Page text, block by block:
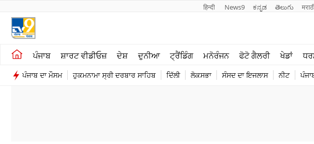
हिन्दी News9 ಕನ್ನಡ తెలుగు
ਪੰਜਾਬ ਸ਼ਾਰਟ ਵੀਡੀਓਜ਼ ਦੇਸ਼ ਦੁਨੀਆ ਟ੍ਰੈਂਡਿੰਗ ਮਨੋਰੰਜਨ ਫੋਟੋ ਗੈਲਰੀ ਖੇਡਾਂ
ਪੰਜਾਬ ਦਾ ਮੌਸਮ ਹੁਕਮਨਾਮਾ ਸ੍ਰੀ ਦਰਬਾਰ ਸਾਹਿਬ ਦਿੱਲੀ ਲੋਕਸਭਾ ਸੰਸਦ ਦਾ ਇਜਲਾਸ ਨੀਟ
ਖੇਤੀਬਾੜੀ
ਸ਼ਾਰਟ ਵੀਡੀਓਜ਼
ਮਨੋਰੰਜਨ
ਪੰਜਾਬ